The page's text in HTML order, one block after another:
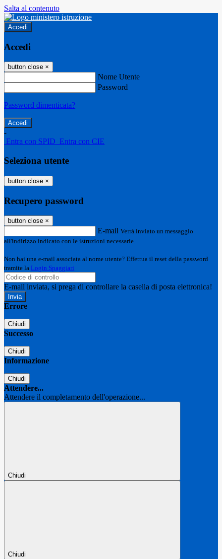
Salta al contenuto
Accedi
Accedi
button close ×
Nome Utente
Password
Password dimenticata?
-
Entra con SPID Entra con CIE
Seleziona utente
button close ×
Recupero password
button close ×
E-mail Verrà inviato un messaggio
all'indirizzo indicato con le istruzioni necessarie.
Non hai una e-mail associata al nome utente? Effettua il reset della password
tramite la Login Spaggiari
E-mail inviata, si prega di controllare la casella di posta elettronica!
Errore
Chiudi
Successo
Chiudi
Informazione
Chiudi
Attendere...
Attendere il completamento dell'operazione...
Chiudi
Chiudi